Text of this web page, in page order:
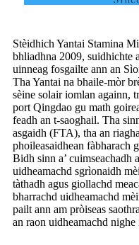
Stèidhich Yantai Stamina
bhliadhna 2009, suidhichte
uinneag fosgailte ann an
Tha Yantai na bhaile-mòr
sèine solair iomlan againn,
port Qingdao gu math
feadh an t-saoghail. Tha
asgaidh (FTA), tha an
phoileasaidhean fàbharach
Bidh sinn a’ cuimseachadh
uidheamachd sgrìonaidh
tàthadh agus giollachd
bharrachd uidheamachd
pailt ann am pròiseas
an raon uidheamachd